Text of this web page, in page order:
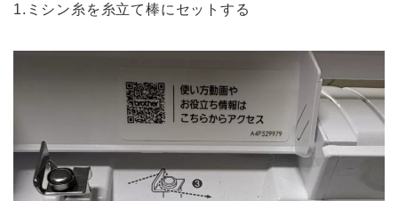
1.ミシン糸を糸立て棒にセットする